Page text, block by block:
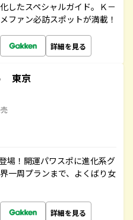
したスペシャルガイド。Ｋ－
ファン必訪スポットが満載！
詳細を見る
東京
場！開運パワスポに進化系グ
一周プランまで、よくばり女
詳細を見る